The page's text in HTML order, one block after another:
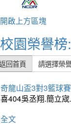
開啟上方區塊
校園榮譽
回首頁 請選擇榮
龍山盃3對3籃球賽
404吳丞翔.簡立
文